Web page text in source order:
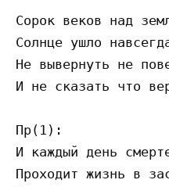
Сорок веков над
Солнце ушло
Не вывернуть не
И не сказать что
Пр(1):
И каждый день
Проходит жизнь в